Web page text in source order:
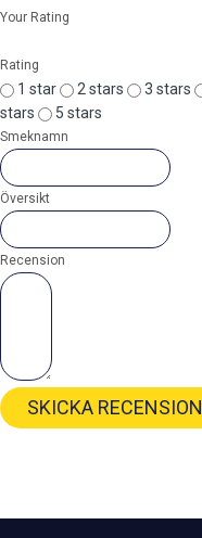
Your Rating
Rating
1 star 2 stars 3 stars
stars
5 stars
Smeknamn
Översikt
Recension
SKICKA RECENSION